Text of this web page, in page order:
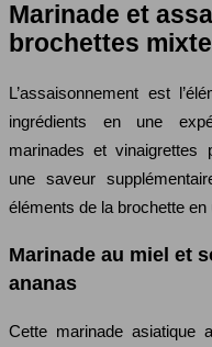
Marinade et
brochettes
L’assaisonnement est
ingrédients en une
marinades et vinaigrettes
une saveur
éléments de la brochette
Marinade au miel et
ananas
Cette marinade asiatique